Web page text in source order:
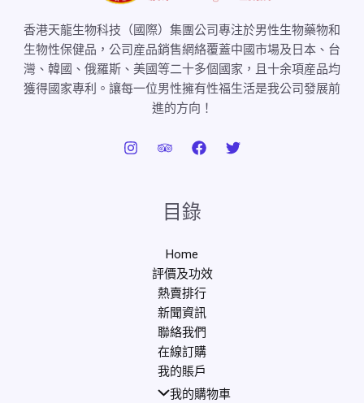
香港天龍生物科技（國際）集團公司專注於男性生物藥物和
生物性保健品，公司産品銷售網絡覆蓋中國市場及日本、台
灣、韓國、俄羅斯、美國等二十多個國家，且十余項産品均
獲得國家專利。讓每一位男性擁有性福生活是我公司發展前
進的方向！
目錄
Home
評價及功效
熱賣排行
新聞資訊
聯絡我們
在線訂購
我的賬戶
我的購物車